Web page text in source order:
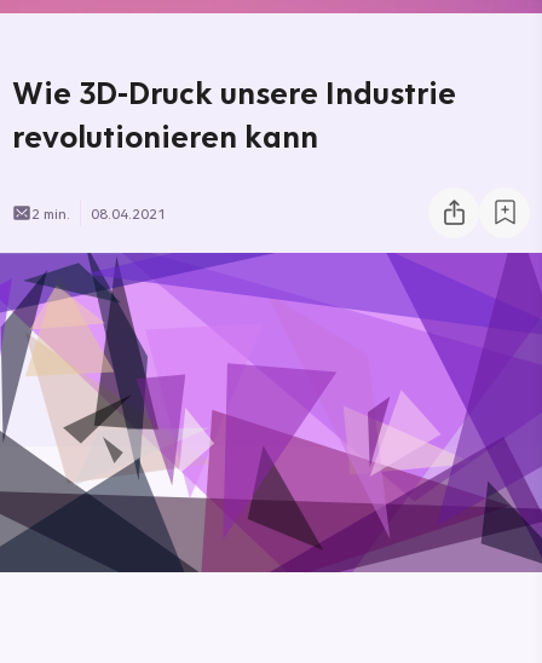
Wie 3D-Druck unsere Industrie
revolutionieren kann
2 min. 08.04.2021